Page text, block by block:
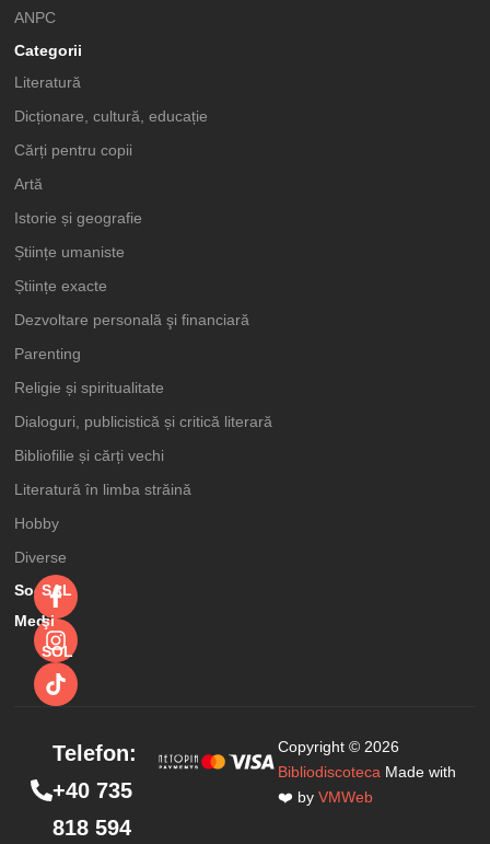
nuntii.Cum sa-
mi intemeiez o
familie
30,00lei
ANPC
Categorii
Literatură
Dicționare, cultură, educație
Cărți pentru copii
Artă
Istorie și geografie
Științe umaniste
Științe exacte
Dezvoltare personală şi financiară
Parenting
Religie și spiritualitate
Dialoguri, publicistică și critică literară
Bibliofilie și cărți vechi
Literatură în limba străină
Hobby
Diverse
Social
Media
SAL
şi
SOL
Copyright © 2026
Bibliodiscoteca Made with
❤️ byVMWeb
Telefon:
+40 735
818 594